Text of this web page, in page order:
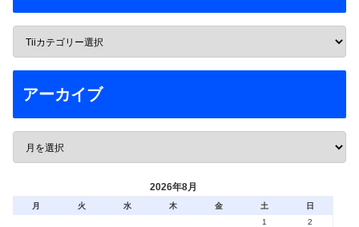
アーカイブ
2026年8月
月 火 水 木 金 土
日
1
2